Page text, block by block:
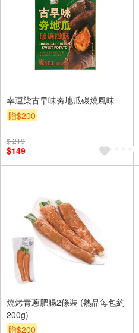
幸運柒古早味夯地瓜碳燒風味
贈$200
$ 219
$149
燒烤青蔥肥腸2條裝 (熟品每包約
200g)
贈$200